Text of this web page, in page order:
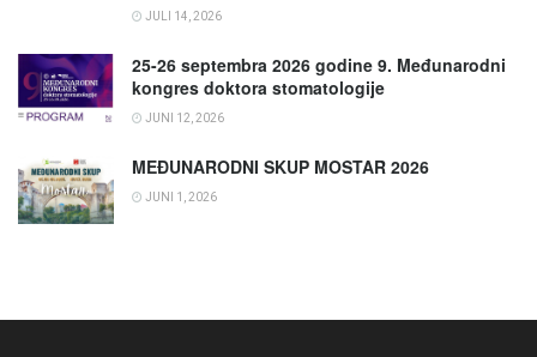
JULI 14, 2026
25-26 septembra 2026 godine 9. Međunarodni
kongres doktora stomatologije
JUNI 12, 2026
MEĐUNARODNI SKUP MOSTAR 2026
JUNI 1, 2026